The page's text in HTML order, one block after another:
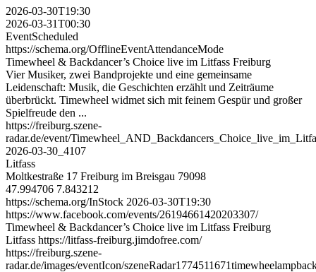
2026-03-30T19:30
2026-03-31T00:30
EventScheduled
https://schema.org/OfflineEventAttendanceMode
Timewheel & Backdancer’s Choice live im Litfass Freiburg
Vier Musiker, zwei Bandprojekte und eine gemeinsame
Leidenschaft: Musik, die Geschichten erzählt und Zeiträume
überbrückt. Timewheel widmet sich mit feinem Gespür und großer
Spielfreude den ...
https://freiburg.szene-
radar.de/event/
2026-03-30_4107
Litfass
Moltkestraße 17 Freiburg im Breisgau 79098
47.994706 7.843212
https://schema.org/InStock 2026-03-30T19:30
https://www.facebook.com/events/26194661420203307/
Timewheel & Backdancer’s Choice live im Litfass Freiburg
Litfass https://litfass-freiburg.jimdofree.com/
https://freiburg.szene-
radar.de/images/eventIcon/